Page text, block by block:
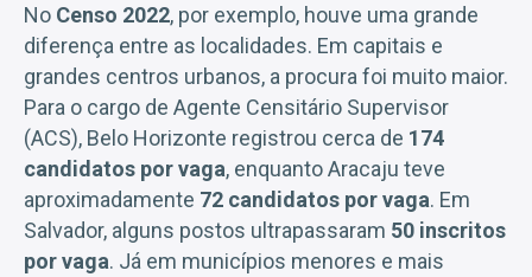
No Censo 2022, por exemplo, houve uma grande
diferença entre as localidades. Em capitais e
grandes centros urbanos, a procura foi muito maior.
Para o cargo de Agente Censitário Supervisor
(ACS), Belo Horizonte registrou cerca de 174
candidatos por vaga, enquanto Aracaju teve
aproximadamente 72 candidatos por vaga. Em
Salvador, alguns postos ultrapassaram 50 inscritos
por vaga. Já em municípios menores e mais